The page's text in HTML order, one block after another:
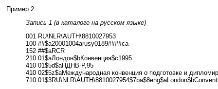
Пример 2.
Запись 1 (в каталоге на русском языке)
001 RU\NLR\AUTH\8810027953
100 ##$a20001004arusy0189####ca
152 ##$aRCR
210 01$aЛондон$bКонвенция$c1995
410 01$5d$aПДНВ-Р,95
410 02$5z$aМеждународная конвенция о подготовке и
710